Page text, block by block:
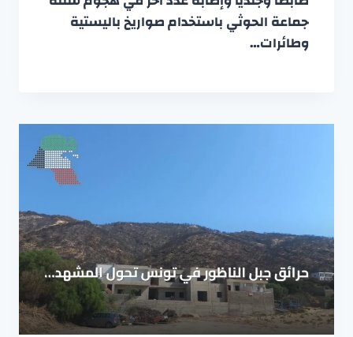
جماعة الحوثي باستخدام صواريخ باليستية
وطائرات…